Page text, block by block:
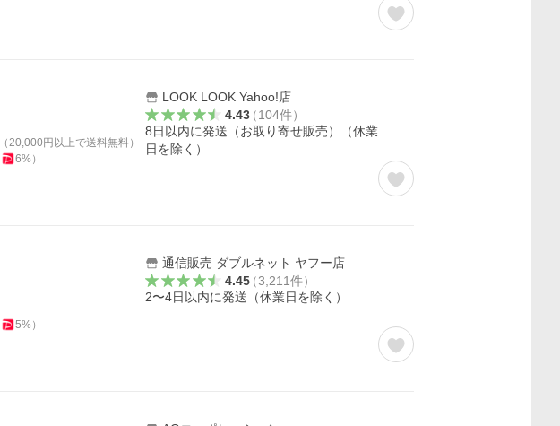
（20,000 円以上で送料無料）
6%）
LOOK LOOK Yahoo!店
4.43（104件）
8日以内に発送（お取り寄せ販売）（休業
日を除く）
5%）
通信販売 ダブルネット ヤフー店
4.45（3,211件）
2〜4日以内に発送（休業日を除く）